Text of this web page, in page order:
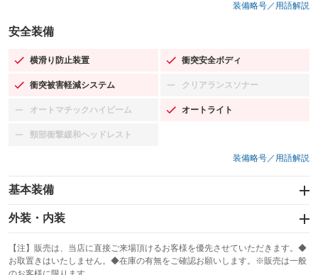
装備略号／用語解説
安全装備
横滑り防止装置
：装備あり 衝突安全ボディ
：装備あり
衝突被害軽減システム
：装備あり クリアランスソナー
：装備なし
オートマチックハイビーム
：装備なし オートライト
：装備あり
頸部衝撃緩和ヘッドレスト
：装備なし
装備略号／用語解説
基本装備
エアバッグ：運転席/助手席/サイド
：装備あり
：装備あり
サンルーフ
：装備なし ABS
外装・内装
カーナビ：SDナビ
：装備あり
TV：フルセグ
：装備あり
【注】販売は、当店に直接ご来場頂けるお客様を優先させていただきます。◆
お取置きはいたしません。◆在庫の有無をご確認お願いします。※販売は一般